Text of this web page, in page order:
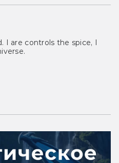
I are controls the spice, I